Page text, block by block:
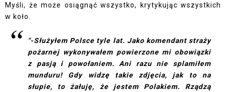
Myśli, że może osiągnąć wszystko, krytykując wszystkich
w koło.
"-Służyłem Polsce tyle lat. Jako komendant straży
pożarnej wykonywałem powierzone mi obowiązki
z pasją i powołaniem. Ani razu nie splamiłem
munduru! Gdy widzę takie zdjęcia, jak to na
słupie, to żałuję, że jestem Polakiem. Rządzą